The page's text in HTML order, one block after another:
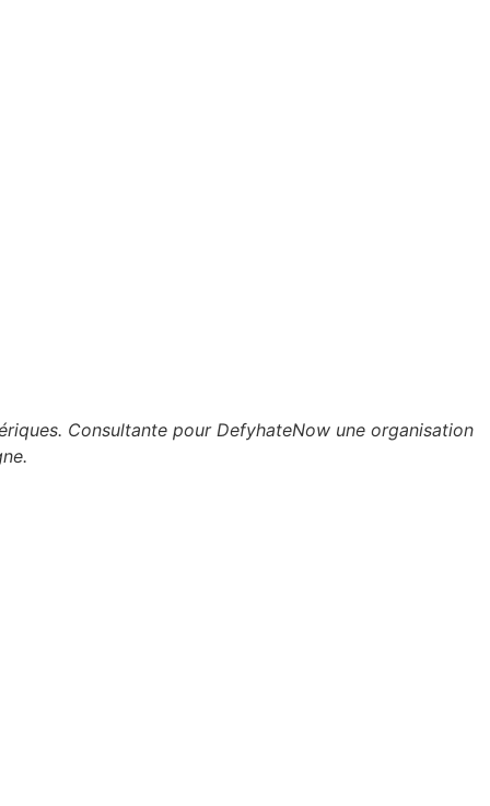
Consultante pour DefyhateNow une organisation